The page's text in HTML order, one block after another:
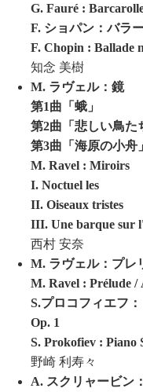
G. Fauré :
F. ショパン：バ
F. Chopin : Ballade
知念 美樹
M. ラヴェル：鏡
第1曲「蛾」
第2曲「悲しい鳥た
第3曲「海原の小舟」
M. Ravel : Miroirs
I. Noctuel les
II. Oiseaux tristes
III. Une barque sur
西村 安奈
M. ラヴェル：プレ
M. Ravel : Prélude /
S.プロコフィエ
Op. 1
S. Prokofiev : Piano
野崎 利寿々
A. スクリャービン